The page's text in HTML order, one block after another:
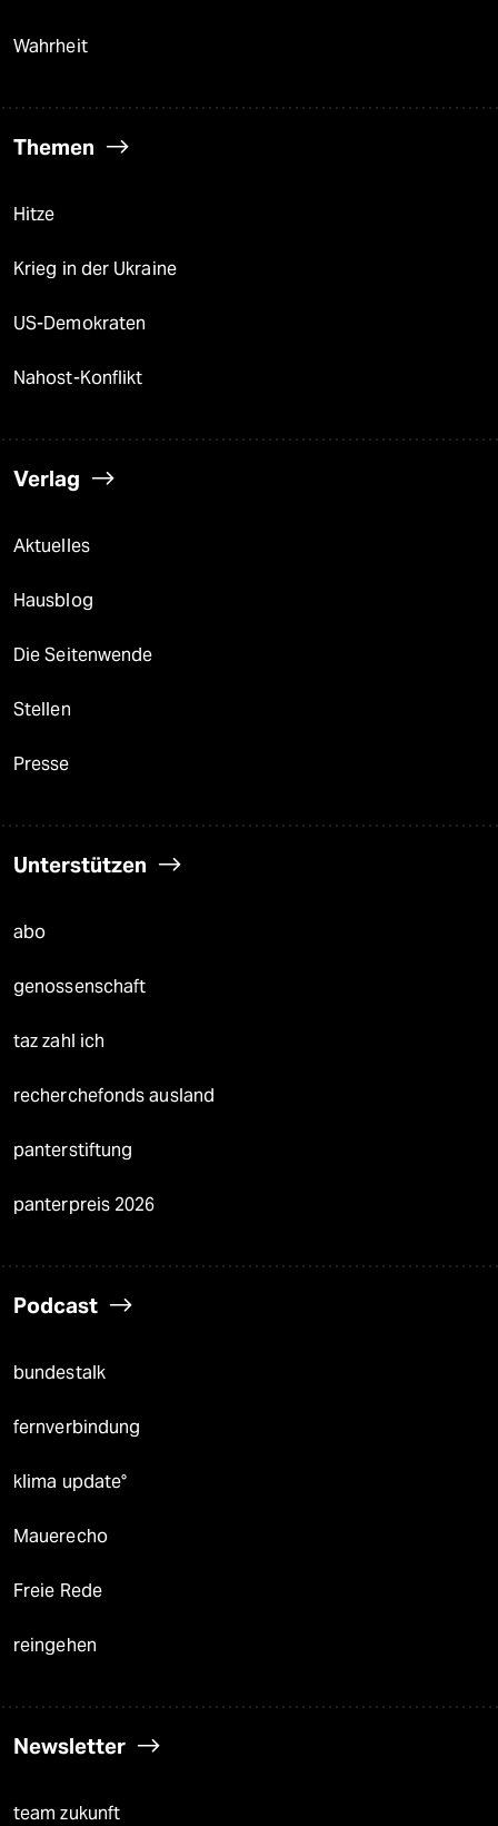
Wahrheit
Themen
Hitze
Krieg in der Ukraine
US-Demokraten
Nahost-Konflikt
Verlag
Aktuelles
Hausblog
Die Seitenwende
Stellen
Presse
Unterstützen
abo
genossenschaft
taz zahl ich
recherchefonds ausland
panterstiftung
panterpreis 2026
Podcast
bundestalk
fernverbindung
klima update°
Mauerecho
Freie Rede
reingehen
Newsletter
team zukunft